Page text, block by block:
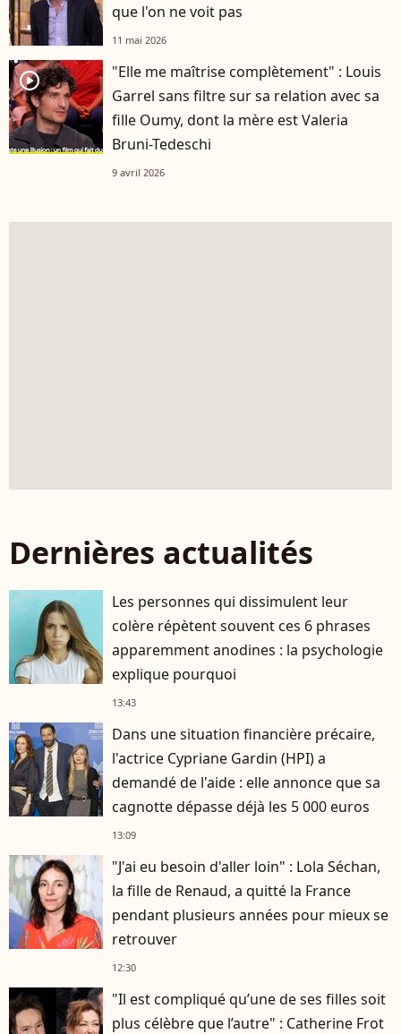
que l'on ne voit pas
11 mai 2026
player2
"Elle me maîtrise complètement" : Louis
Garrel sans filtre sur sa relation avec sa
fille Oumy, dont la mère est Valeria
Bruni-Tedeschi
9 avril 2026
Dernières actualités
Les personnes qui dissimulent leur
colère répètent souvent ces 6 phrases
apparemment anodines : la psychologie
explique pourquoi
13:43
Dans une situation financière précaire,
l'actrice Cypriane Gardin (HPI) a
demandé de l'aide : elle annonce que sa
cagnotte dépasse déjà les 5 000 euros
13:09
"J'ai eu besoin d'aller loin" : Lola Séchan,
la fille de Renaud, a quitté la France
pendant plusieurs années pour mieux se
retrouver
12:30
"Il est compliqué qu’une de ses filles soit
plus célèbre que l’autre" : Catherine Frot